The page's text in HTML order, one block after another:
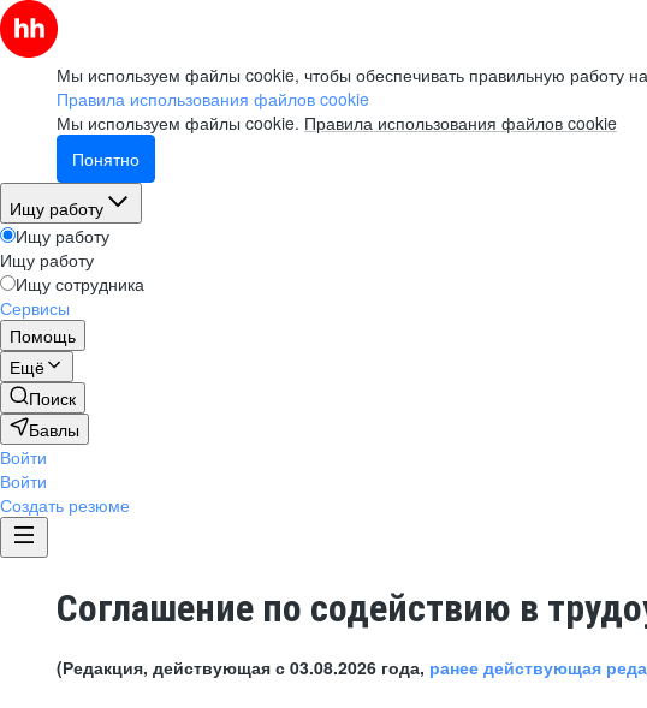
Мы используем файлы cookie, чтобы обеспечивать правильную работу
Правила использования файлов cookie
Мы используем файлы cookie. Правила использования файлов cookie
Понятно
Ищу работу
Ищу работу
Ищу работу
Ищу сотрудника
Сервисы
Помощь
Ещё
Поиск
Бавлы
Войти
Войти
Создать резюме
Соглашение по содействию в
(Редакция, действующая с 03.08.2026 года, ранее действующая